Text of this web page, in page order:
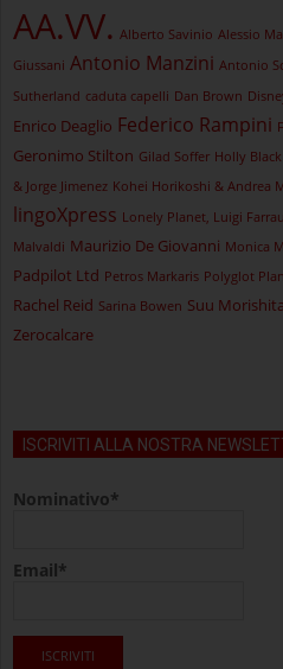
AA.VV. Alberto Savinio Alessio
Giussani Antonio Manzini Antonio
Sutherland caduta capelli Dan Brown
Enrico Deaglio Federico Rampini
Geronimo Stilton Gilad Soffer Holly Black
& Jorge Jimenez Kohei Horikoshi & Andrea
lingoXpress Lonely Planet, Luigi
Malvaldi Maurizio De Giovanni Monica
Padpilot Ltd Petros Markaris Polyglot
Rachel Reid Sarina Bowen Suu Morishita
Zerocalcare
ISCRIVITI ALLA NOSTRA
Nominativo*
Email*